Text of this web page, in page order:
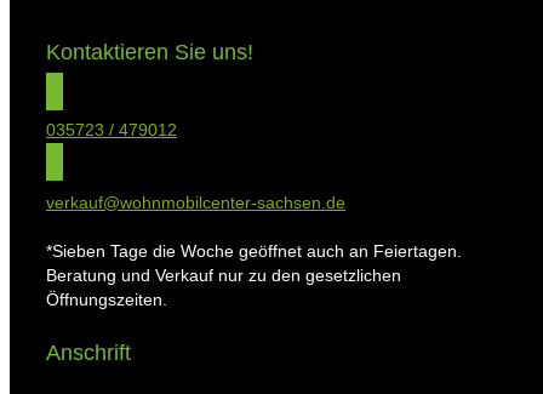
Kontaktieren Sie uns!
035723 / 479012
verkauf@wohnmobilcenter-sachsen.de
*Sieben Tage die Woche geöffnet auch an Feiertagen.
Beratung und Verkauf nur zu den gesetzlichen
Öffnungszeiten.
Anschrift